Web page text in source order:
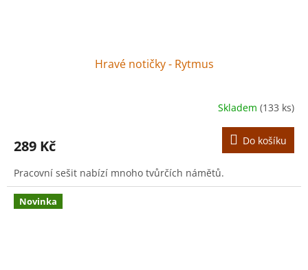
Hravé notičky - Rytmus
Skladem (133 ks)
289 Kč Do košíku
Pracovní sešit nabízí mnoho tvůrčích námětů.
Novinka